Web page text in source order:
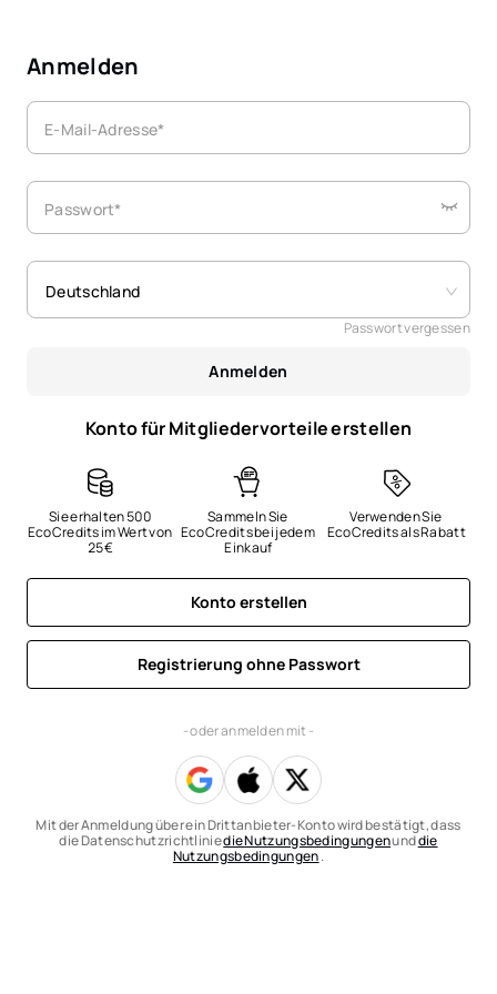
Anmelden
E-Mail-Adresse*
Passwort*
Deutschland
Passwort vergessen
Anmelden
Konto für Mitgliedervorteile erstellen
Sie erhalten 500
EcoCredits im Wert von
25 €
Sammeln Sie
EcoCredits bei jedem
Einkauf
Verwenden Sie
EcoCredits als Rabatt
Konto erstellen
Registrierung ohne Passwort
- oder anmelden mit -
Mit der Anmeldung über ein Drittanbieter-Konto wird bestätigt, dass
die Datenschutzrichtliniedie Nutzungsbedingungenunddie
Nutzungsbedingungen.